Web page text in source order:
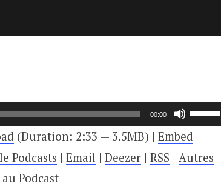
00:00
Utilisez
les
flèches
(Duration: 2:33 — 3.5MB) | Embed
Podcasts | Email | Deezer| RSS | Autres
Podcast